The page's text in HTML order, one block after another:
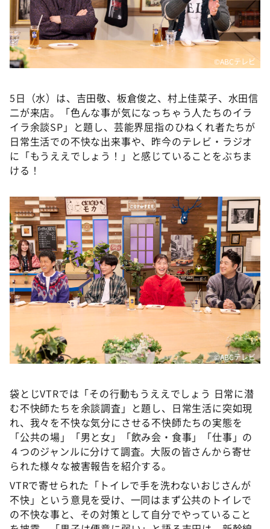
ＬＩＦＥ～夢のカタチ～
新婚さんいらっしゃい！
ポツンと一軒家
ぺこぱのまるスポ
アナ回覧板
©️ABCテレビ
5日（水）は、吉田敬、板倉俊之、村上佳菜子、水田信
二が来店。「色んな事が気になっちゃう人たちのイラ
イラ余談SP」と題し、芸能界屈指のひねくれ者たちが
日常生活での不快な出来事や、昨今のテレビ・ラジオ
に「もうええでしょう！」と感じていることをぶちま
ける！
©️ABCテレビ
袋とじVTRでは「その行動もうええでしょう 日常に潜
む不快師たちを余談調査」と題し、日常生活に突如現
れ、我々を不快な気分にさせる不快師たちの実態を
「公共の場」「男と女」「飲み会・食事」「仕事」の
４つのジャンルに分けて調査。大阪の皆さんから寄せ
られた様々な被害報告を紹介する。
VTRで寄せられた「トイレで手を洗わないおじさんが
不快」という意見を受け、一同はまず公共のトイレで
の不快な事と、その対策として自分でやっていること